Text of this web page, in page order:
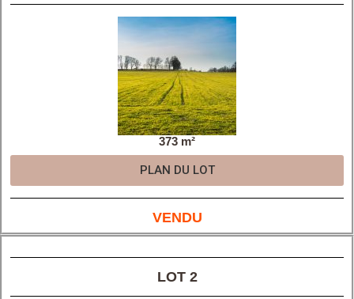
373 m²
PLAN DU LOT
VENDU
LOT 2